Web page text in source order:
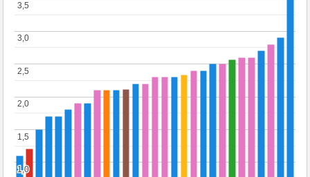
1,0
1,0
1,5
1,5
2,0
2,0
2,5
2,5
3,0
3,0
3,5
3,5